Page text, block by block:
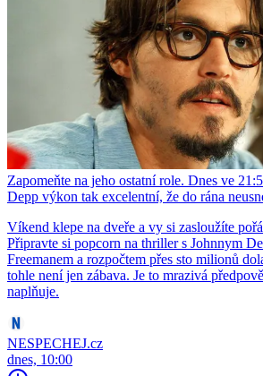
Zapomeňte na jeho ostatní role. Dnes ve
Depp výkon tak excelentní, že do rána
Víkend klepe na dveře a vy si zasloužíte
Připravte si popcorn na thriller s Johnnym
Freemanem a rozpočtem přes sto milionů
tohle není jen zábava. Je to mrazivá
naplňuje.
NESPECHEJ.cz
dnes, 10:00